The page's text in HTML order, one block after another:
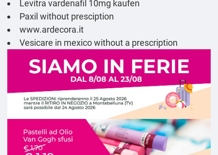
Levitra vardenafil 10mg kaufen
Paxil without presciption
www.ardecora.it
Vesicare in mexico without a prescription